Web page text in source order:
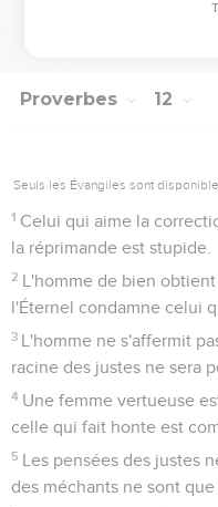
Proverbes 12
Seuls les Évangiles sont
1 Celui qui aime la
la réprimande est stupide.
2 L'homme de bien
l'Éternel condamne celui
3 L'homme ne s'affermit
racine des justes ne sera
4 Une femme vertueuse
celle qui fait honte est
5 Les pensées des justes
des méchants ne sont que